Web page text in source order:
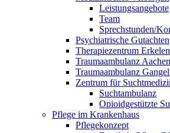
Leistungsangebote
Team
Sprechstunden/
Psychiatrische Gutachten
Therapiezentrum
Traumaambulanz Aachen
Traumaambulanz
Zentrum für
Suchtambulanz
Opioidgestützte
Pflege im Krankenhaus
Pflegekonzept